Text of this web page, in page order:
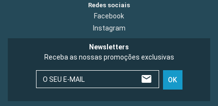
Redes sociais
Facebook
Instagram
Newsletters
Receba as nossas promoções exclusivas
O SEU E-MAIL OK